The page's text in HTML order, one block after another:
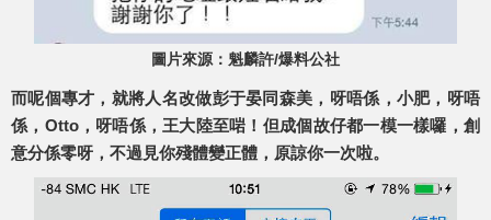
圖片來源：魁麟許/‎爆料公社
而呢個專才，就將人名改做彭于晏同森美，呀唔係，小肥，呀唔
係，Otto，呀唔係，王大陸至啱！但成個故仔都一模一樣囉，創
意分係零呀，不過見你殘體變正體，原諒你一次啦。